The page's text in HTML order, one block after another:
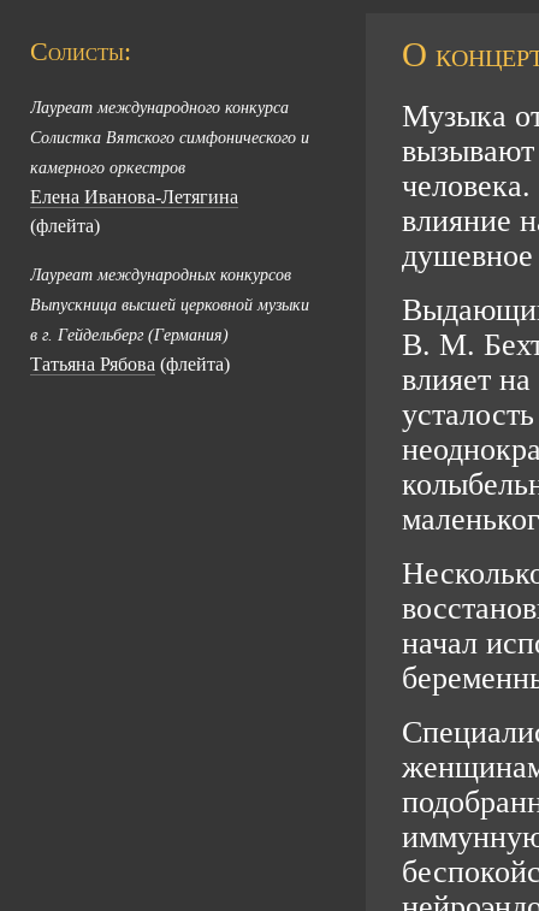
Солисты:
Лауреат международного конкурса
Солистка Вятского симфонического и
камерного оркестров
Елена Иванова-Летягина
(флейта)
Лауреат международных конкурсов
Выпускница высшей церковной музыки
в г. Гейдельберг (Германия)
Татьяна Рябова (флейта)
О
Музыка
влияние
душевное
В. М.
влияет
начал